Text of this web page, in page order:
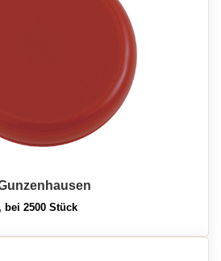
bei 2500 Stück